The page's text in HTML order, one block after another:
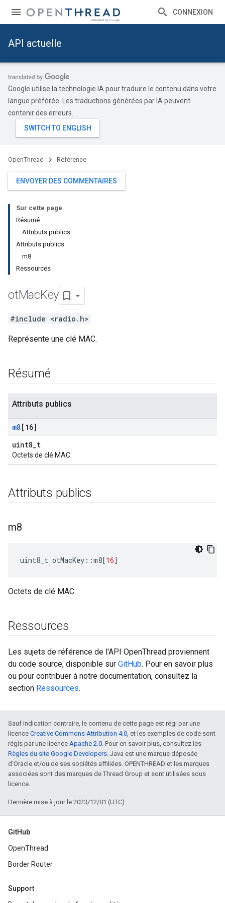
CONNEXION
API actuelle
Google utilise la technologie IA pour traduire le contenu dans votre
langue préférée. Les traductions générées par IA peuvent
contenir des erreurs.
OpenThread Référence
ENVOYER DES COMMENTAIRES
Sur cette page
Résumé
Attributs publics
Attributs publics
m8
Ressources
otMacKey
#include <radio.h>
Représente une clé MAC.
Résumé
Attributs publics
m8 [16]
uint8_t
Octets de clé MAC.
Attributs publics
m8
uint8_t otMacKey ::m8[16]
Octets de clé MAC.
Ressources
Les sujets de référence de l'API OpenThread proviennent
du code source, disponible sur GitHub. Pour en savoir plus
ou pour contribuer à notre documentation, consultez la
section Ressources.
Sauf indication contraire, le contenu de cette page est régi par une
licence Creative Commons Attribution 4.0, et les exemples de code sont
régis par une licence Apache 2.0. Pour en savoir plus, consultez les
Règles du site Google Developers. Java est une marque déposée
d'Oracle et/ou de ses sociétés affiliées. OPENTHREAD et les marques
associées sont des marques de Thread Group et sont utilisées sous
licence.
Dernière mise à jour le 2023/12/01 (UTC).
GitHub
OpenThread
Border Router
Support